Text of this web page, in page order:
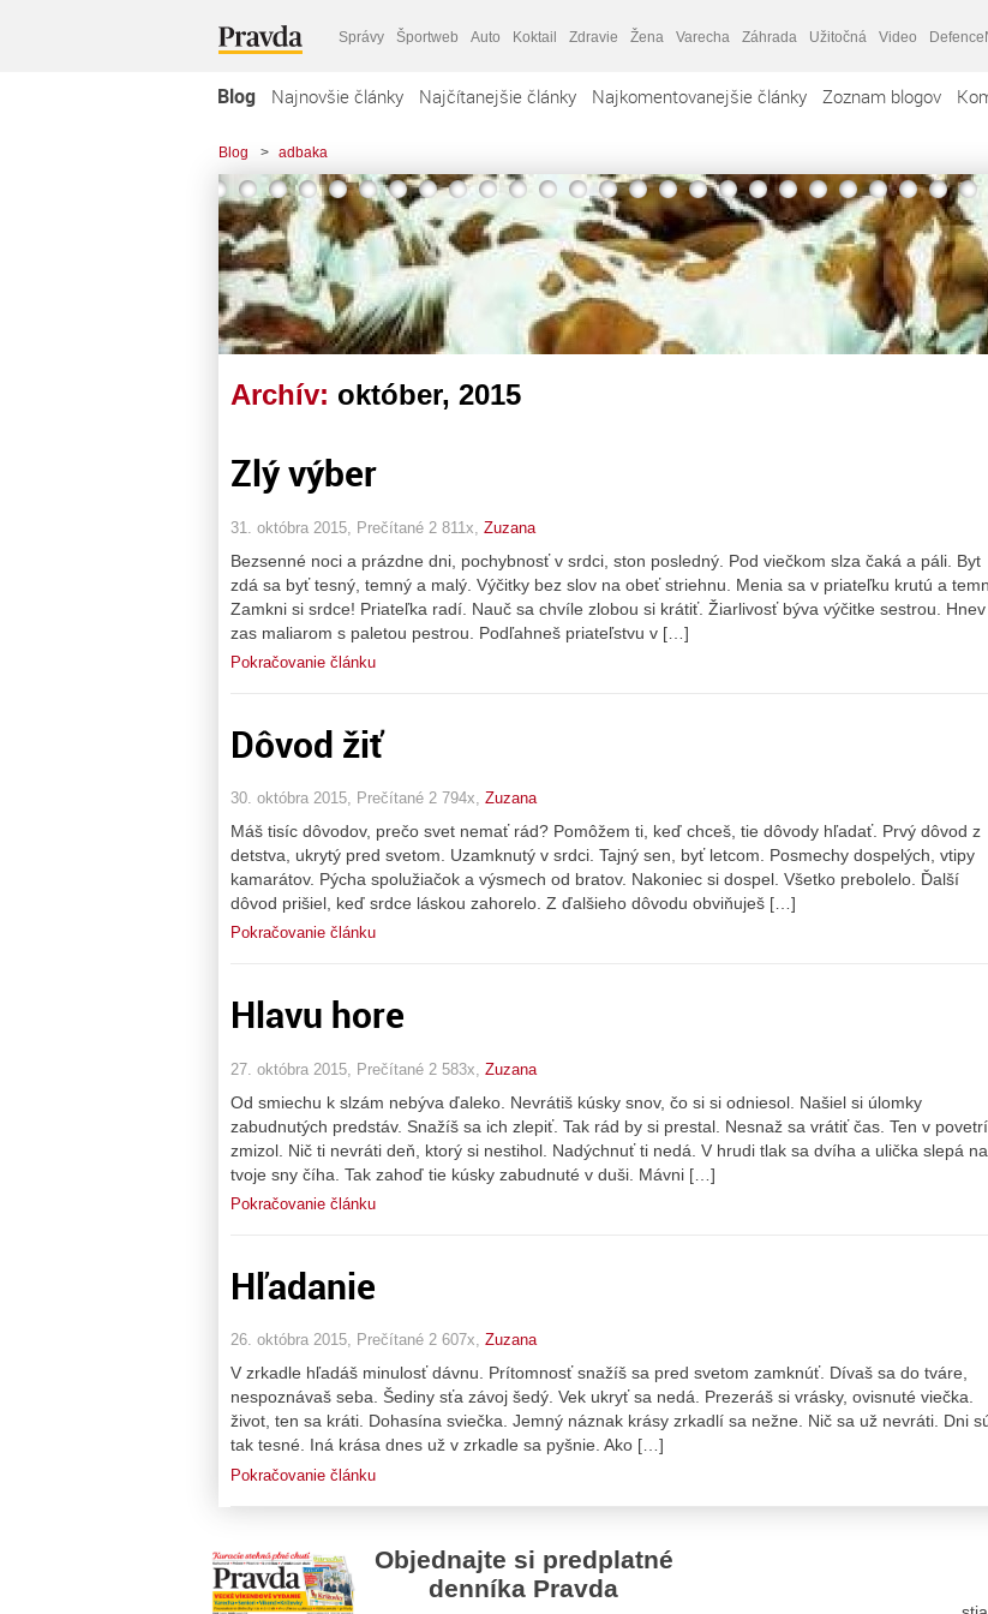
Správy Športweb Auto Koktail Zdravie Žena Varecha Záhrada Užitočná Video
Blog Najnovšie články Najčítanejšie články Najkomentovanejšie články Zoznam blogov
Blog > adbaka
Archív: október, 2015
Zlý výber
31. októbra 2015, Prečítané 2 811x, Zuzana
Bezsenné noci a prázdne dni, pochybnosť v srdci, ston posledný. Pod viečkom slza čaká a páli. Byt
zdá sa byť tesný, temný a malý. Výčitky bez slov na obeť striehnu. Menia sa v priateľku krutú a
Zamkni si srdce! Priateľka radí. Nauč sa chvíle zlobou si krátiť. Žiarlivosť býva výčitke sestrou. Hnev
zas maliarom s paletou pestrou. Podľahneš priateľstvu v […]
Pokračovanie článku
Dôvod žiť
30. októbra 2015, Prečítané 2 794x, Zuzana
Máš tisíc dôvodov, prečo svet nemať rád? Pomôžem ti, keď chceš, tie dôvody hľadať. Prvý dôvod z
detstva, ukrytý pred svetom. Uzamknutý v srdci. Tajný sen, byť letcom. Posmechy dospelých, vtipy
kamarátov. Pýcha spolužiačok a výsmech od bratov. Nakoniec si dospel. Všetko prebolelo. Ďalší
dôvod prišiel, keď srdce láskou zahorelo. Z ďalšieho dôvodu obviňuješ […]
Pokračovanie článku
Hlavu hore
27. októbra 2015, Prečítané 2 583x, Zuzana
Od smiechu k slzám nebýva ďaleko. Nevrátiš kúsky snov, čo si si odniesol. Našiel si úlomky
zabudnutých predstáv. Snažíš sa ich zlepiť. Tak rád by si prestal. Nesnaž sa vrátiť čas. Ten v povetrí
zmizol. Nič ti nevráti deň, ktorý si nestihol. Nadýchnuť ti nedá. V hrudi tlak sa dvíha a ulička slepá na
tvoje sny číha. Tak zahoď tie kúsky zabudnuté v duši. Mávni […]
Pokračovanie článku
Hľadanie
26. októbra 2015, Prečítané 2 607x, Zuzana
V zrkadle hľadáš minulosť dávnu. Prítomnosť snažíš sa pred svetom zamknúť. Dívaš sa do tváre,
nespoznávaš seba. Šediny sťa závoj šedý. Vek ukryť sa nedá. Prezeráš si vrásky, ovisnuté viečka.
život, ten sa kráti. Dohasína sviečka. Jemný náznak krásy zrkadlí sa nežne. Nič sa už nevráti. Dni
tak tesné. Iná krása dnes už v zrkadle sa pyšnie. Ako […]
Pokračovanie článku
Objednajte si predplatné
denníka Pravda